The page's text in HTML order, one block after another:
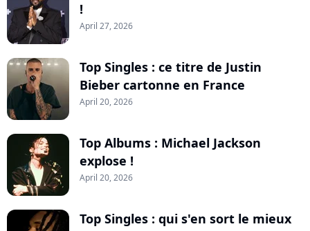
!
April 27, 2026
Top Singles : ce titre de Justin
Bieber cartonne en France
April 20, 2026
Top Albums : Michael Jackson
explose !
April 20, 2026
Top Singles : qui s'en sort le mieux